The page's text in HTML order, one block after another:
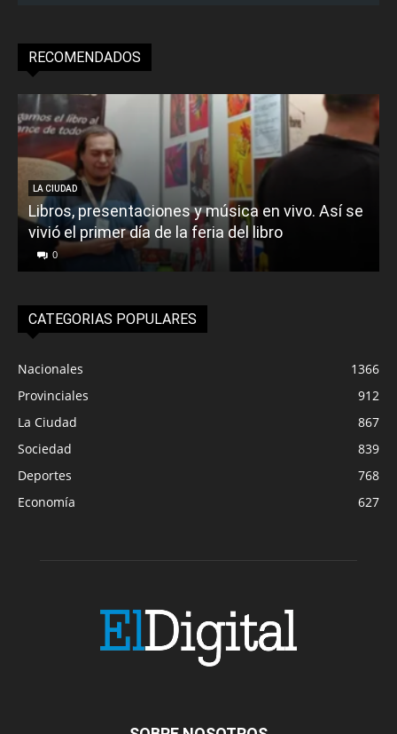
RECOMENDADOS
LA CIUDAD
Libros, presentaciones y música en vivo. Así se
vivió el primer día de la feria del libro
0
CATEGORIAS POPULARES
Nacionales
1366
Provinciales
912
La Ciudad
867
Sociedad
839
Deportes
768
Economía
627